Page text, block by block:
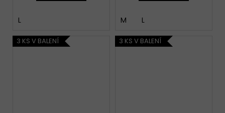
L M L
3 KS V BALENÍ 3 KS V BALENÍ